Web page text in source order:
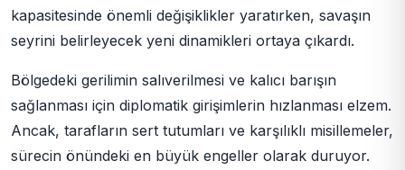
kapasitesinde önemli değişiklikler yaratırken, savaşın
seyrini belirleyecek yeni dinamikleri ortaya çıkardı.
Bölgedeki gerilimin salıverilmesi ve kalıcı barışın
sağlanması için diplomatik girişimlerin hızlanması elzem.
Ancak, tarafların sert tutumları ve karşılıklı misillemeler,
sürecin önündeki en büyük engeller olarak duruyor.